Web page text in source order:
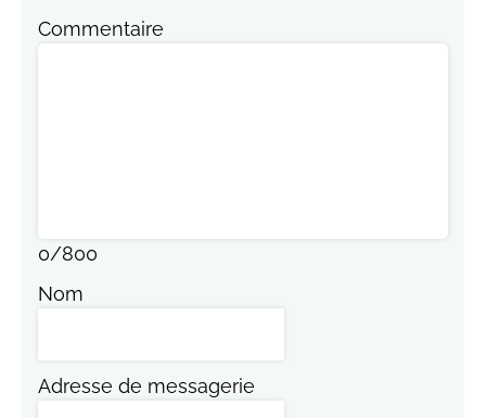
Commentaire
0/800
Nom
Adresse de messagerie